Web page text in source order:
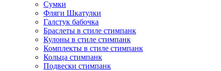
Сумки
Фляги Шкатулки
Галстук бабочка
Браслеты в стиле стимпанк
Кулоны в стиле стимпанк
Комплекты в стиле стимпанк
Кольца стимпанк
Подвески стимпанк